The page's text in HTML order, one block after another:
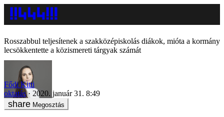
Rosszabbul teljesítenek a szakközépiskolás diákok, mióta a kormány
lecsökkentette a közismereti tárgyak számát
Fődi Kitti
oktatás
2020. január 31. 8:49
Megosztás